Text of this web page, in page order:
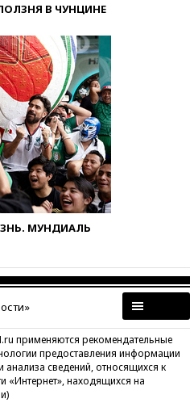
В ЧУНЦИНЕ
МУНДИАЛЬ
применяются рекомендательные
предоставления информации
анализа сведений, относящихся к
«Интернет», находящихся на